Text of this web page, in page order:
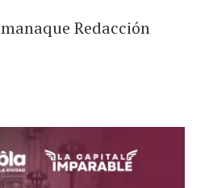
Redacción